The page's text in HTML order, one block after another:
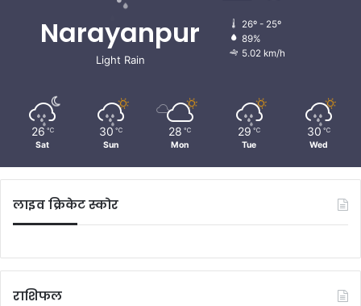
Narayanpur
Light Rain
26º - 25º
89%
5.02 km/h
26 ℃
Sat
30 ℃
Sun
28 ℃
Mon
29 ℃
Tue
30 ℃
Wed
लाइव क्रिकेट स्कोर
राशिफल